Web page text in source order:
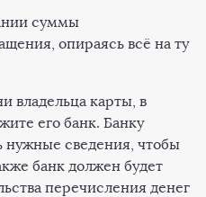
суммы
опираясь всё на ту
владельца карты, в
его банк. Банку
нужные сведения, чтобы
банк должен будет
перечисления денег